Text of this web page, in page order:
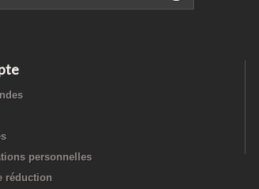
personnelles
réduction